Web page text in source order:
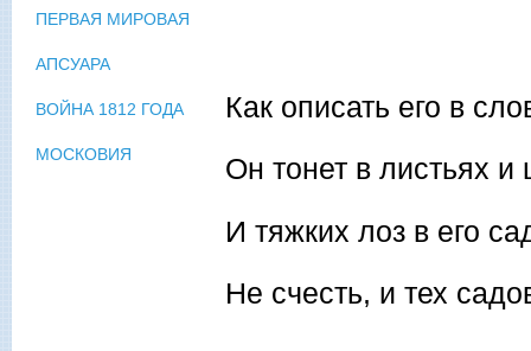
Как описать его в
Он тонет в листьях и
И тяжких лоз в его
Не счесть, и тех
ПЕРВАЯ МИРОВАЯ
АПСУАРА
ВОЙНА 1812 ГОДА
МОСКОВИЯ